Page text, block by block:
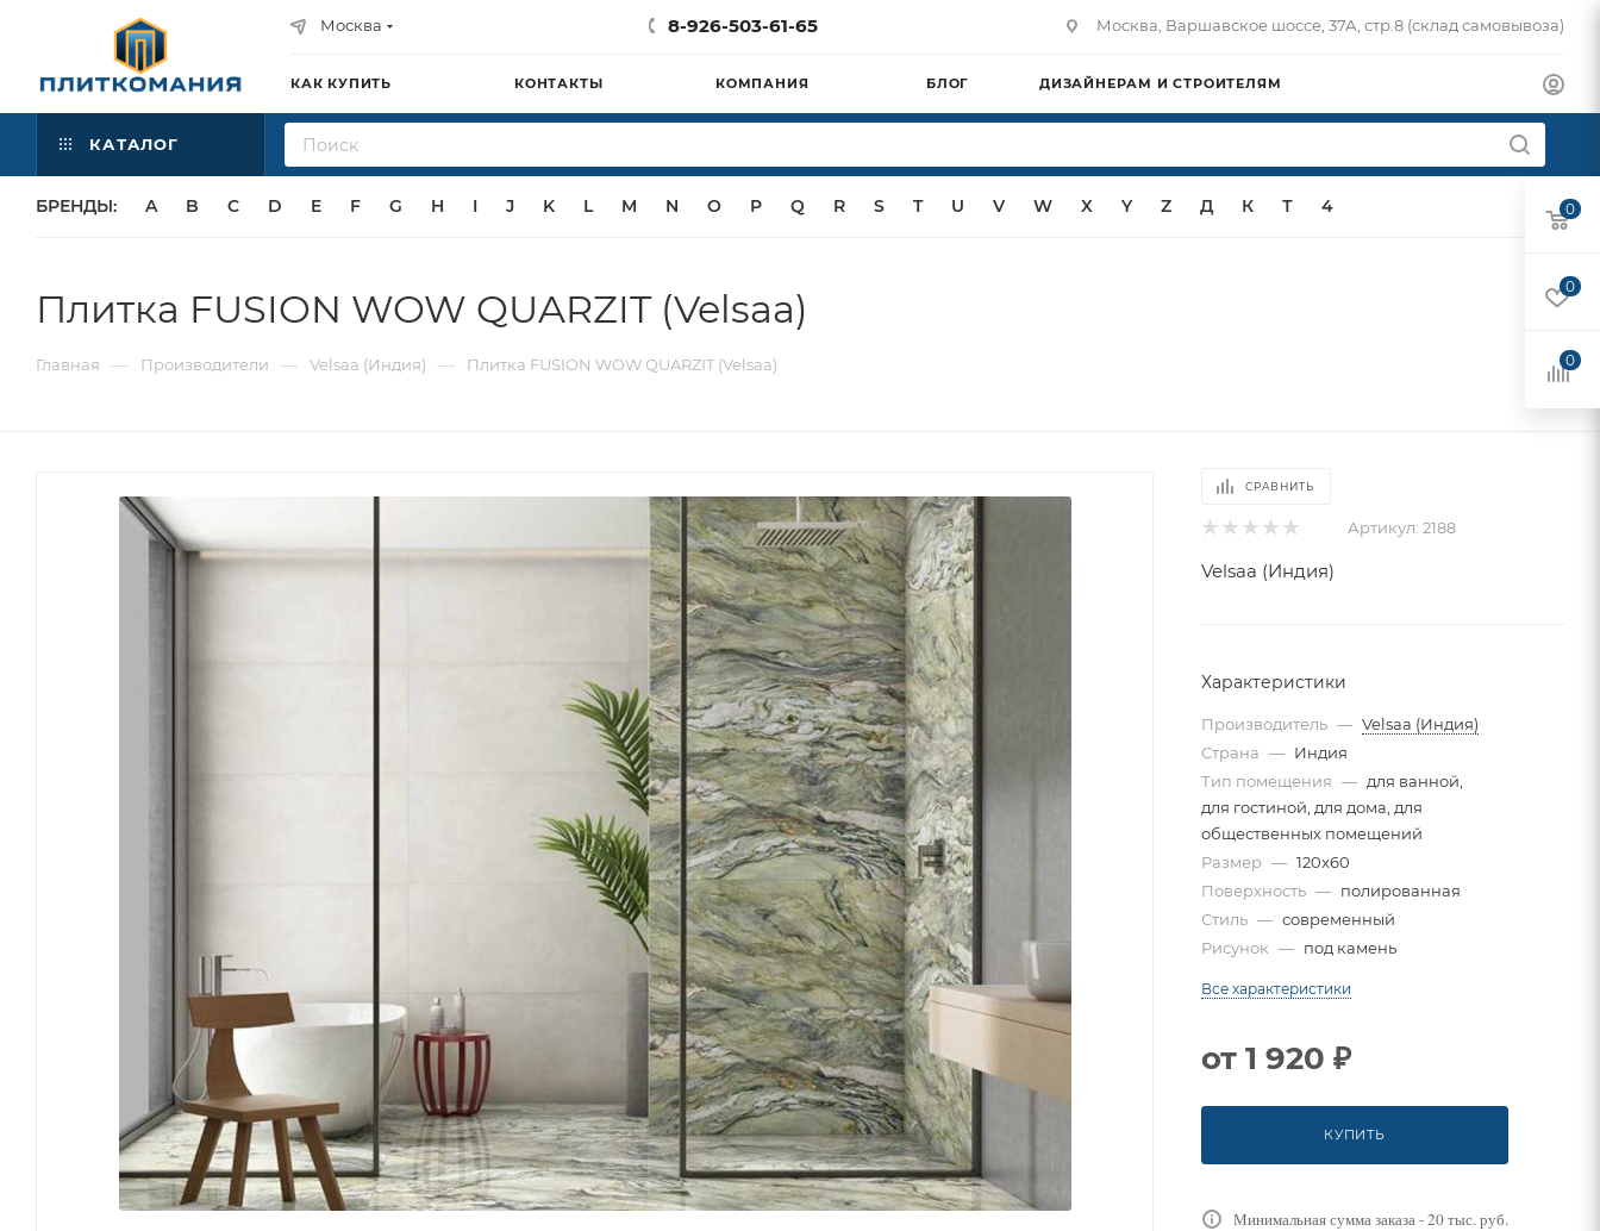
Москва 8-926-503-61-65 Москва, Варшавское шоссе, 37А, стр.8 (склад самовывоза)
КАК КУПИТЬ КОНТАКТЫ КОМПАНИЯ БЛОГ ДИЗАЙНЕРАМ И СТРОИТЕЛЯМ
КАТАЛОГ
БРЕНДЫ: A B C D E F G H I J K L M N O P Q R S T U V W X Y Z Д К Т 4
Плитка FUSION WOW QUARZIT (Velsaa)
Главная — Производители — Velsaa (Индия) — Плитка FUSION WOW QUARZIT (Velsaa)
СРАВНИТЬ
Артикул: 2188
Velsaa (Индия)
Характеристики
Производитель — Velsaa (Индия)
Страна — Индия
Тип помещения — для ванной,
для гостиной, для дома, для
общественных помещений
Размер — 120x60
Поверхность — полированная
Стиль — современный
Рисунок — под камень
Все характеристики
от 1 920 ₽
КУПИТЬ
Минимальная сумма заказа - 20 тыс. руб.
0
0
0